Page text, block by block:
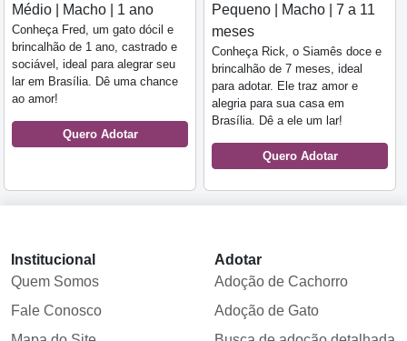
Médio | Macho | 1 ano
Conheça Fred, um gato dócil e
brincalhão de 1 ano, castrado e
sociável, ideal para alegrar seu
lar em Brasília. Dê uma chance
ao amor!
Quero Adotar
Pequeno | Macho | 7 a 11
meses
Conheça Rick, o Siamês doce e
brincalhão de 7 meses, ideal
para adotar. Ele traz amor e
alegria para sua casa em
Brasília. Dê a ele um lar!
Quero Adotar
Institucional
Quem Somos
Fale Conosco
Adotar
Adoção de Cachorro
Adoção de Gato